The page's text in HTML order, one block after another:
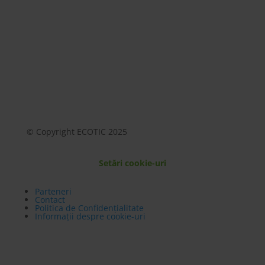
© Copyright ECOTIC 2025
Setări cookie-uri
Parteneri
Contact
Politica de Confidențialitate
Informații despre cookie-uri